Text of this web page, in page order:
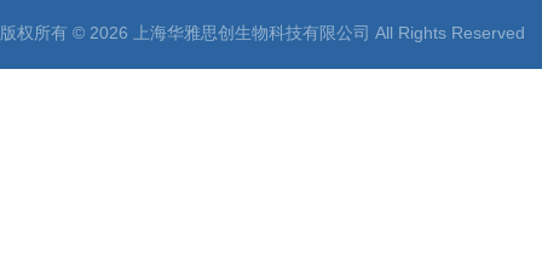
版权所有 © 2026 上海华雅思创生物科技有限公司 All Rights